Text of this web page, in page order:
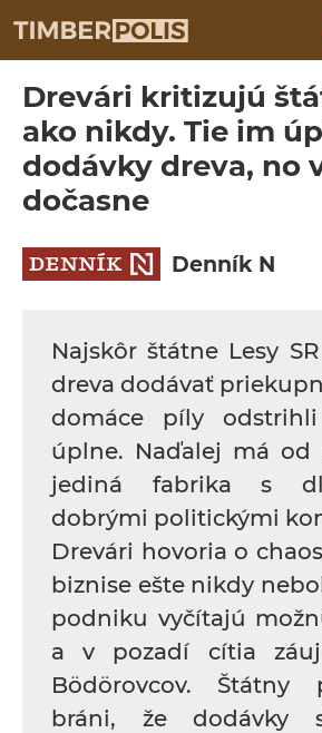
Drevári kritizujú
ako nikdy. Tie im
dodávky dreva, no
dočasne
Denník N
Najskôr štátne Lesy
dreva dodávať
domáce píly
úplne. Naďalej má od
jediná fabrika s
dobrými politickými
Drevári hovoria o
biznise ešte nikdy
podniku vyčítajú
a v pozadí cítia
Bödörovcov. Štátny
bráni, že dodávky